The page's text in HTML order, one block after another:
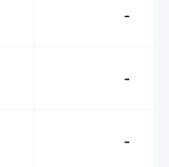
-
-
-